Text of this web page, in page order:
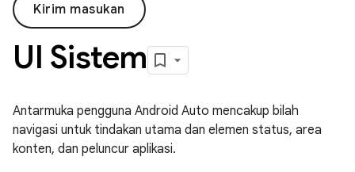
Kirim masukan
UI Sistem
Antarmuka pengguna Android Auto mencakup bilah
navigasi untuk tindakan utama dan elemen status, area
konten, dan peluncur aplikasi.